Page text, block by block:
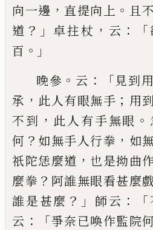
向一邊 ， 直提向上 。 且
道 ？」卓拄杖 ， 云 ：「
百 。」
晚參 。 云 ：「見到
承 ， 此人有眼無手 ； 用
不到 ， 此人有手無眼 。
何 ？ 如無手人行拳 ， 如
祇陀恁麼道 ，也是拗曲
麼拳 ？ 阿誰無眼看甚麼戲
誰是甚麼 ？」 師云 ：「
云 ：「爭奈已喚作監院何